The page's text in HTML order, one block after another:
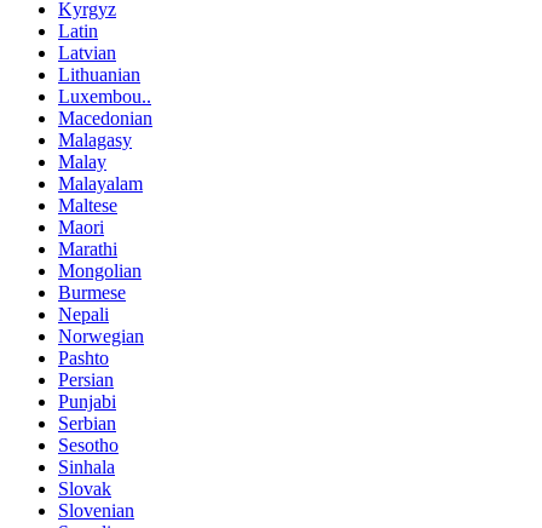
Kyrgyz
Latin
Latvian
Lithuanian
Luxembou..
Macedonian
Malagasy
Malay
Malayalam
Maltese
Maori
Marathi
Mongolian
Burmese
Nepali
Norwegian
Pashto
Persian
Punjabi
Serbian
Sesotho
Sinhala
Slovak
Slovenian